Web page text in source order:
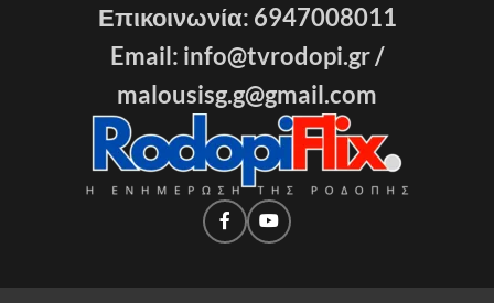
Επικοινωνία: 6947008011
Email: info@tvrodopi.gr /
malousisg.g@gmail.com